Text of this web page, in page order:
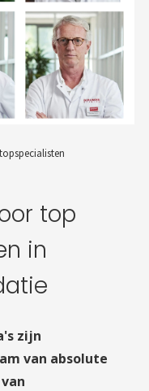
top
in
zijn
van absolute